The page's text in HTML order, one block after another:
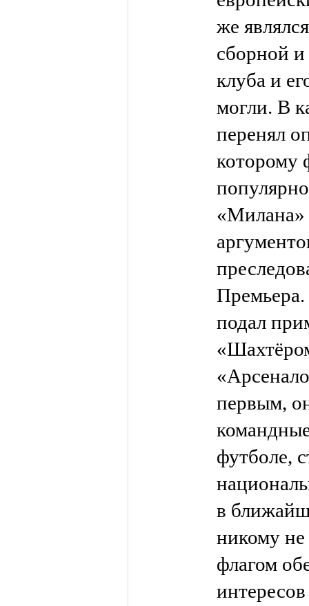
же
сборной и
клуба и
могли. В
перенял
которому
«Милана»
подал
первым,
футболе,
в
никому
флагом